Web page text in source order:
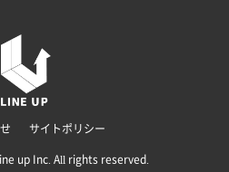
サイトポリシー
up Inc. All rights reserved.